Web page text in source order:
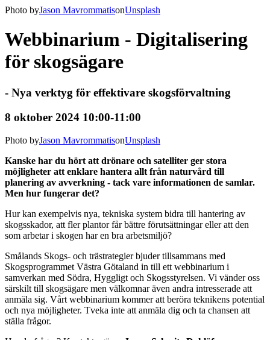
Photo byJason MavrommatisonUnsplash
Webbinarium - Digitalisering
för skogsägare
- Nya verktyg för effektivare skogsförvaltning
8 oktober 2024 10:00-11:00
Photo byJason MavrommatisonUnsplash
Kanske har du hört att drönare och satelliter ger stora
möjligheter att enklare hantera allt från naturvård till
planering av avverkning - tack vare informationen de samlar.
Men hur fungerar det?
Hur kan exempelvis nya, tekniska system bidra till hantering av
skogsskador, att fler plantor får bättre förutsättningar eller att den
som arbetar i skogen har en bra arbetsmiljö?
Smålands Skogs- och trästrategier bjuder tillsammans med
Skogsprogrammet Västra Götaland in till ett webbinarium i
samverkan med Södra, Hyggligt och Skogsstyrelsen. Vi vänder oss
särskilt till skogsägare men välkomnar även andra intresserade att
anmäla sig. Vårt webbinarium kommer att beröra teknikens potential
och nya möjligheter. Tveka inte att anmäla dig och ta chansen att
ställa frågor.